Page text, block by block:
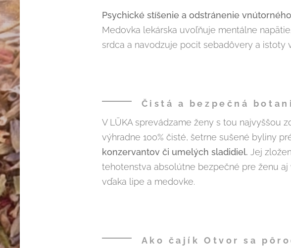
Psychické stíšenie a odstránenie
Medovka lekárska uvoľňuje mentálne
srdca a navodzuje pocit sebadôvery a istoty
Čistá a bezpečná
V LŪKA sprevádzame ženy s tou najvyššou
výhradne 100% čisté, šetrne sušené byliny
konzervantov či umelých sladidiel. Jej
tehotenstva absolútne bezpečné pre ženu
vďaka lipe a medovke.
Ako čajík Otvor sa